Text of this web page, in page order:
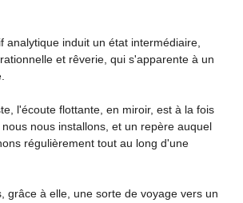
analytique induit un état intermédiaire,
et rêverie, qui s'apparente à un
l'écoute flottante, en miroir, est à la fois
nous installons, et un repère auquel
régulièrement tout au long d'une
grâce à elle, une sorte de voyage vers un